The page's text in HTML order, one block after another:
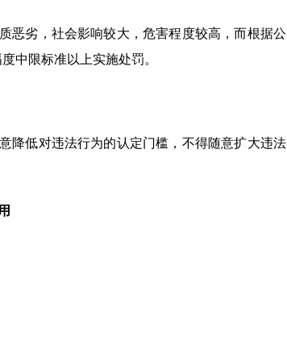
劣，社会影响较大，危害程度较高，而根据公
中限标准以上实施处罚。
低对违法行为的认定门槛，不得随意扩大违法